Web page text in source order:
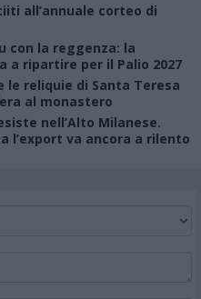
all’annuale corteo di
con la reggenza: la
a ripartire per il Palio 2027
le reliquie di Santa Teresa
al monastero
nell’Alto Milanese.
l’export va ancora a rilento